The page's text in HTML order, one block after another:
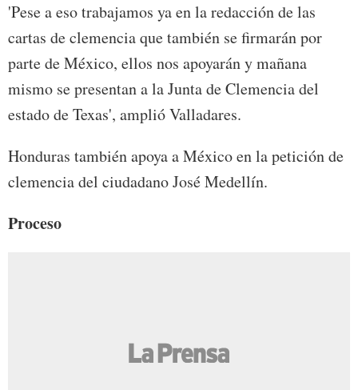
'Pese a eso trabajamos ya en la redacción de las
cartas de clemencia que también se firmarán por
parte de México, ellos nos apoyarán y mañana
mismo se presentan a la Junta de Clemencia del
estado de Texas', amplió Valladares.
Honduras también apoya a México en la petición de
clemencia del ciudadano José Medellín.
Proceso